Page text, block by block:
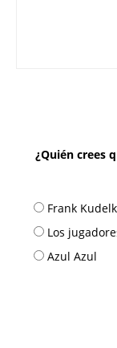
¿Quién crees
Frank
Los
Azul Azul